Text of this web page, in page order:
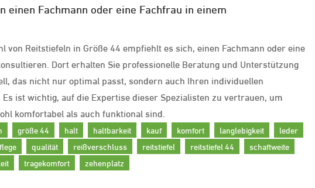
einen Fachmann oder eine Fachfrau in einem
von Reitstiefeln in Größe 44 empfiehlt es sich, einen Fachmann oder eine
Dort erhalten Sie professionelle Beratung und Unterstützung
das nicht nur optimal passt, sondern auch Ihren individuellen
ist wichtig, auf die Expertise dieser Spezialisten zu vertrauen, um
komfortabel als auch funktional sind.
größe 44 halt haltbarkeit kauf komfort langlebigkeit
leder
qualität reißverschluss reitstiefel reitstiefel 44
schaftweite
tragekomfort zehenplatz